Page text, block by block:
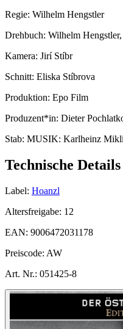
Regie: Wilhelm Hengstler
Drehbuch: Wilhelm
Kamera: Jirí Stíbr
Schnitt: Eliska Stíbrova
Produktion: Epo Film
Produzent*in: Dieter
Stab: MUSIK: Karlheinz
Technische Details
Label: Hoanzl
Altersfreigabe: 12
EAN: 9006472031178
Preiscode: AW
Art. Nr.: 051425-8